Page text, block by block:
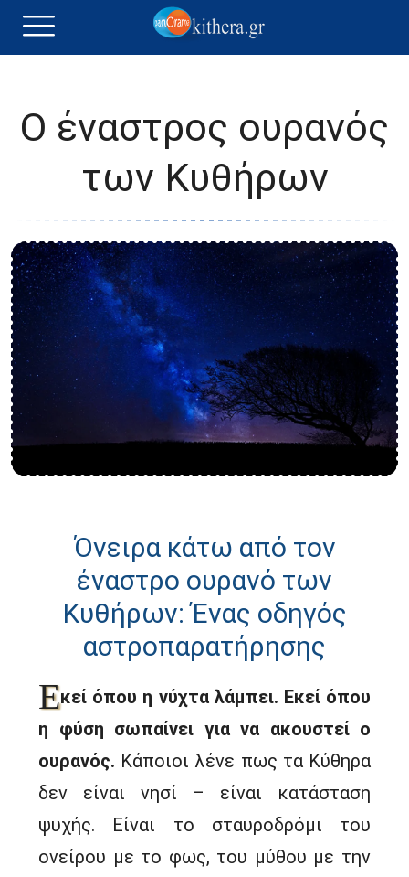
Ο έναστρος ουρανός
των Κυθήρων
Όνειρα κάτω από τον
έναστρο ουρανό των
Κυθήρων: Ένας οδηγός
αστροπαρατήρησης
Εκεί όπου η νύχτα λάμπει. Εκεί όπου
η φύση σωπαίνει για να ακουστεί ο
ουρανός. Κάποιοι λένε πως τα Κύθηρα
δεν είναι νησί – είναι κατάσταση
ψυχής. Είναι το σταυροδρόμι του
ονείρου με το φως, του μύθου με την